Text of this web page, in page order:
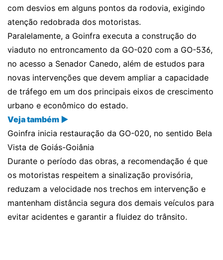
com desvios em alguns pontos da rodovia, exigindo
atenção redobrada dos motoristas.
Paralelamente, a Goinfra executa a construção do
viaduto no entroncamento da GO-020 com a GO-536,
no acesso a Senador Canedo, além de estudos para
novas intervenções que devem ampliar a capacidade
de tráfego em um dos principais eixos de crescimento
urbano e econômico do estado.
Veja também ▶
Goinfra inicia restauração da GO-020, no sentido Bela
Vista de Goiás-Goiânia
Durante o período das obras, a recomendação é que
os motoristas respeitem a sinalização provisória,
reduzam a velocidade nos trechos em intervenção e
mantenham distância segura dos demais veículos para
evitar acidentes e garantir a fluidez do trânsito.